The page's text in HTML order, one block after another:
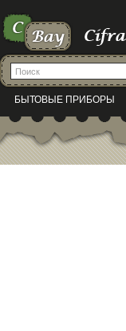
БЫТОВЫЕ ПРИБОРЫ